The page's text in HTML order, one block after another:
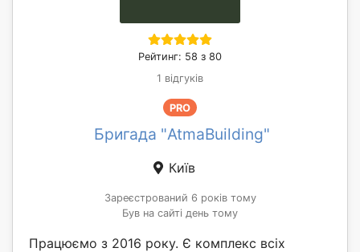
Рейтинг: 58 з 80
1 відгуків
PRO
Бригада "AtmaBuilding"
Київ
Зареєстрований 6 років тому
Був на сайті день тому
Працюємо з 2016 року. Є комплекс всіх